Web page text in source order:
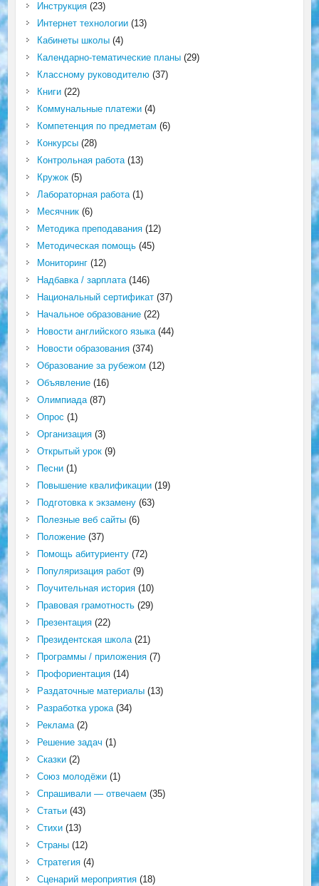
Инструкция(23)
Интернет технологии(13)
Кабинеты школы(4)
Календарно-тематические планы(29)
Классному руководителю(37)
Книги(22)
Коммунальные платежи(4)
Компетенция по предметам (6)
Конкурсы(28)
Контрольная работа(13)
Кружок(5)
Лабораторная работа(1)
Месячник(6)
Методика преподавания(12)
Методическая помощь(45)
Мониторинг(12)
Надбавка / зарплата(146)
Национальный сертификат(37)
Начальное образование(22)
Новости английского языка(44)
Новости образования(374)
Образование за рубежом (12)
Объявление(16)
Олимпиада(87)
Опрос (1)
Организация(3)
Открытый урок(9)
Песни(1)
Повышение квалификации(19)
Подготовка к экзамену(63)
Полезные веб сайты(6)
Положение(37)
Помощь абитуриенту(72)
Популяризация работ(9)
Поучительная история(10)
Правовая грамотность(29)
Презентация(22)
Президентская школа(21)
Программы / приложения(7)
Профориентация(14)
Раздаточные материалы(13)
Разработка урока(34)
Реклама(2)
Решение задач (1)
Сказки(2)
Союз молодёжи(1)
Спрашивали — отвечаем (35)
Статьи(43)
Стихи(13)
Страны(12)
Стратегия(4)
Сценарий мероприятия(18)